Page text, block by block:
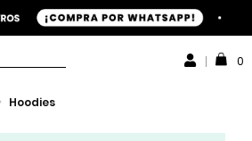
0
Hoodies